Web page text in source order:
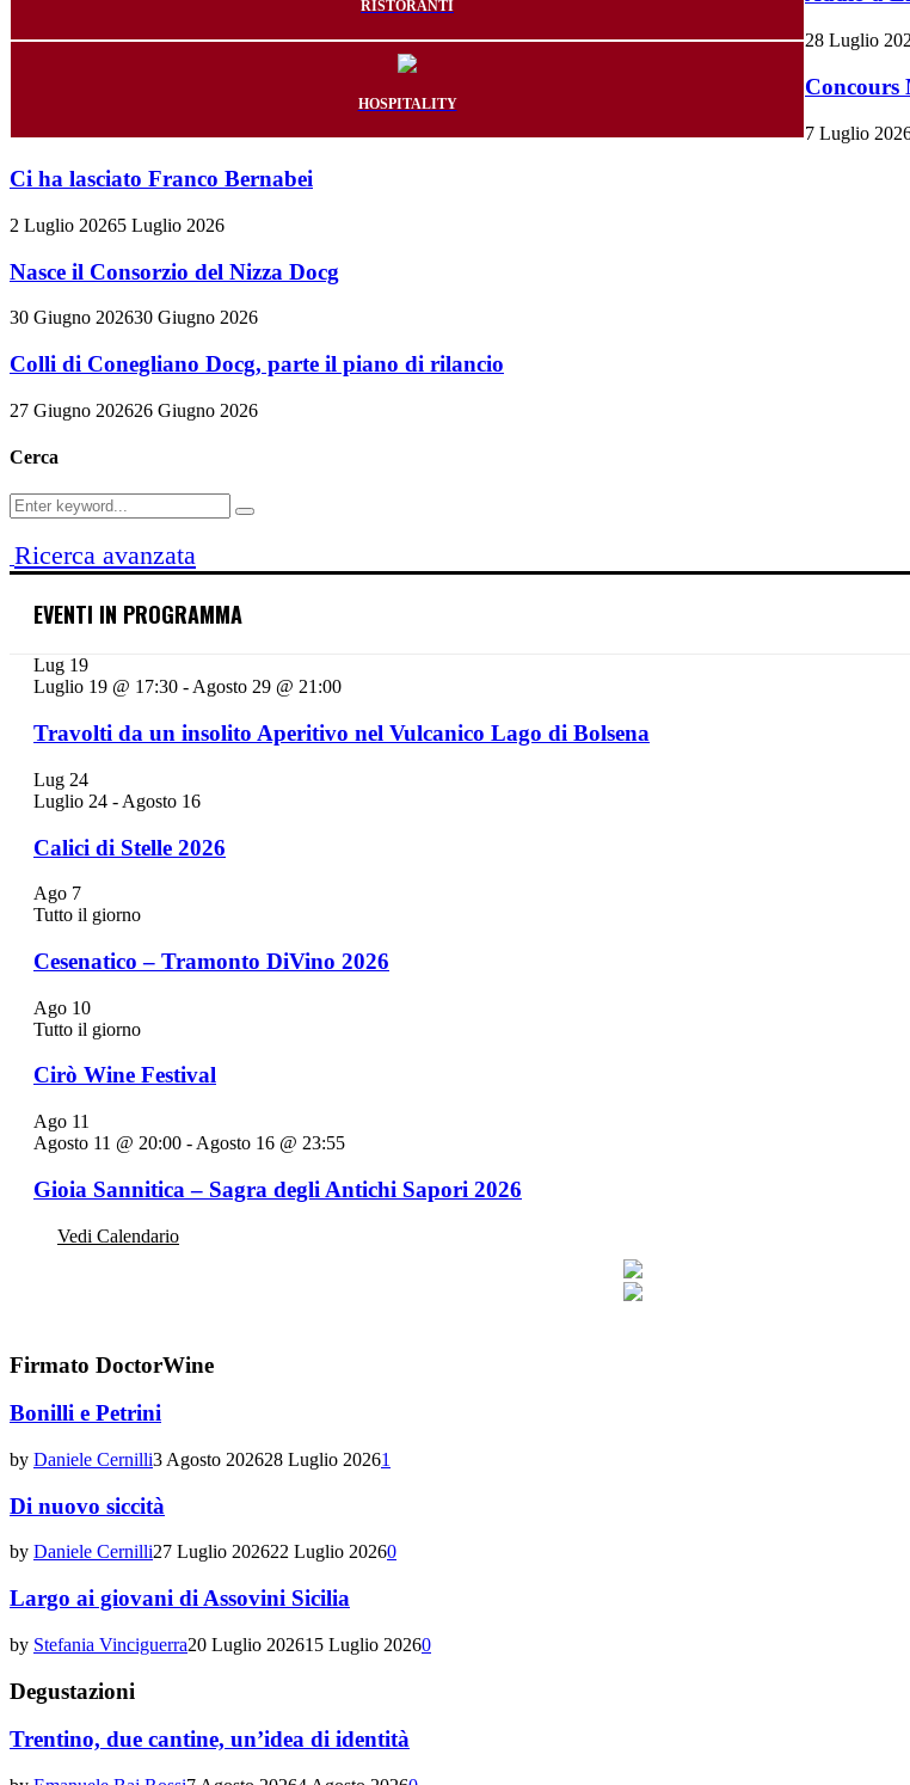
RISTORANTI
HOSPITALITY
28 Luglio
Concours
7 Luglio
Ci ha lasciato Franco Bernabei
2 Luglio 20265 Luglio 2026
Nasce il Consorzio del Nizza Docg
30 Giugno 202630 Giugno 2026
Colli di Conegliano Docg, parte il piano di rilancio
27 Giugno 202626 Giugno 2026
Cerca
Search
for:
Search
Ricerca avanzata
EVENTI IN PROGRAMMA
Lug 19
Luglio 19 @ 17:30 -Agosto 29 @ 21:00
Travolti da un insolito Aperitivo nel Vulcanico Lago di Bolsena
Lug 24
Luglio 24 - Agosto 16
Calici di Stelle 2026
Ago 7
Tutto il giorno
Cesenatico – Tramonto DiVino 2026
Ago 10
Tutto il giorno
Cirò Wine Festival
Ago 11
Agosto 11 @ 20:00 - Agosto 16 @ 23:55
Gioia Sannitica – Sagra degli Antichi Sapori 2026
Vedi Calendario
Firmato DoctorWine
Bonilli e Petrini
by Daniele Cernilli3 Agosto 202628 Luglio 20261
Di nuovo siccità
by Daniele Cernilli27 Luglio 202622 Luglio 20260
Largo ai giovani di Assovini Sicilia
by Stefania Vinciguerra20 Luglio 202615 Luglio 20260
Degustazioni
Trentino, due cantine, un’idea di identità